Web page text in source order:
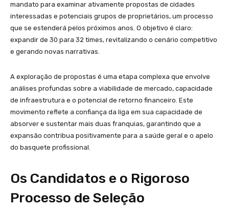
mandato para examinar ativamente propostas de cidades
interessadas e potenciais grupos de proprietários, um processo
que se estenderá pelos próximos anos. O objetivo é claro:
expandir de 30 para 32 times, revitalizando o cenário competitivo
e gerando novas narrativas.
A exploração de propostas é uma etapa complexa que envolve
análises profundas sobre a viabilidade de mercado, capacidade
de infraestrutura e o potencial de retorno financeiro. Este
movimento reflete a confiança da liga em sua capacidade de
absorver e sustentar mais duas franquias, garantindo que a
expansão contribua positivamente para a saúde geral e o apelo
do basquete profissional.
Os Candidatos e o Rigoroso
Processo de Seleção